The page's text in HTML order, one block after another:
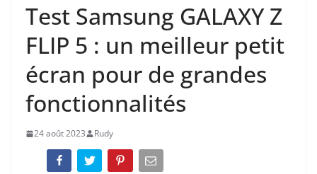
Test Samsung GALAXY Z
FLIP 5 : un meilleur petit
écran pour de grandes
fonctionnalités
24 août 2023 Rudy